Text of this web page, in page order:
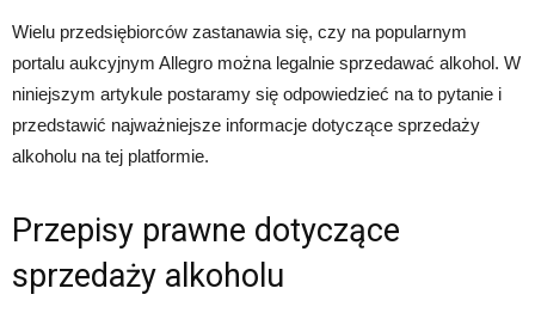
Wielu przedsiębiorców zastanawia się, czy na popularnym
portalu aukcyjnym Allegro można legalnie sprzedawać alkohol. W
niniejszym artykule postaramy się odpowiedzieć na to pytanie i
przedstawić najważniejsze informacje dotyczące sprzedaży
alkoholu na tej platformie.
Przepisy prawne dotyczące
sprzedaży alkoholu